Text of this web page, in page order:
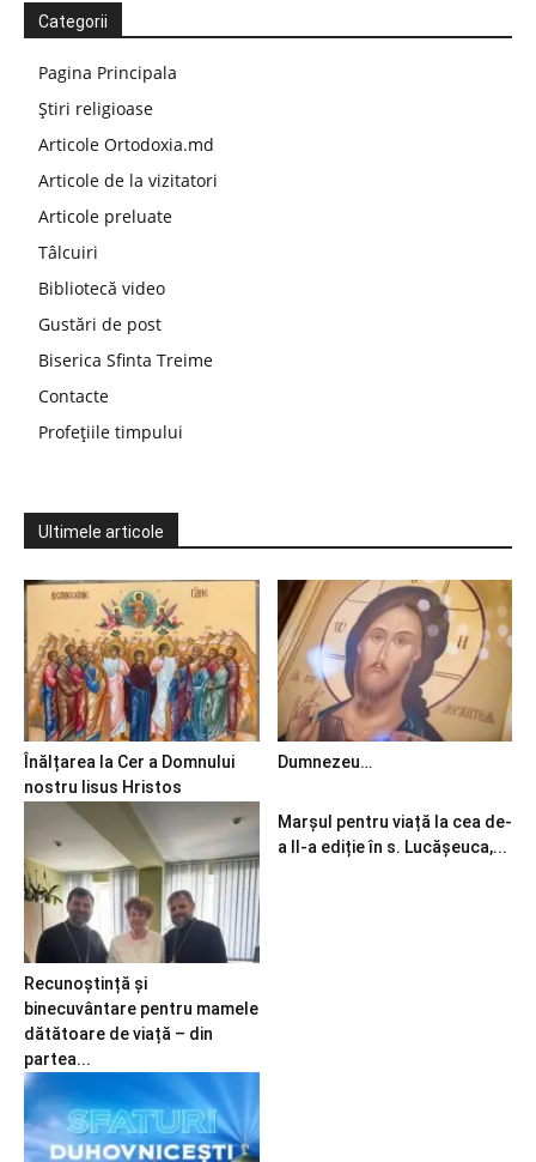
Categorii
Pagina Principala
Știri religioase
Articole Ortodoxia.md
Articole de la vizitatori
Articole preluate
Tâlcuiri
Bibliotecă video
Gustări de post
Biserica Sfinta Treime
Contacte
Profețiile timpului
Ultimele articole
Înălțarea la Cer a Domnului
nostru Iisus Hristos
Dumnezeu…
Recunoștință și
binecuvântare pentru mamele
dătătoare de viață – din
partea...
Marșul pentru viață la cea de-
a II-a ediție în s. Lucășeuca,...